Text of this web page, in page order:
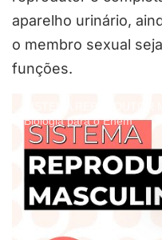
aparelho urinário,
o membro sexual
funções.
SISTEMA
Biologia para o Enem